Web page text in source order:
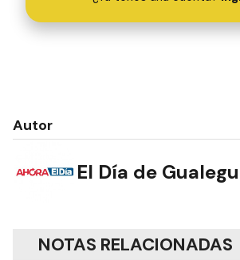
Autor
El Día de
NOTAS RELACIONADAS